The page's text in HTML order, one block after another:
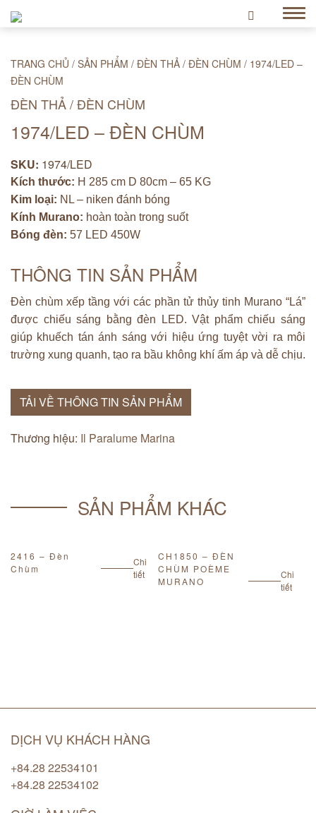
TRANG CHỦ / SẢN PHẨM / ĐÈN THẢ / ĐÈN CHÙM / 1974/LED –
ĐÈN CHÙM
ĐÈN THẢ / ĐÈN CHÙM
1974/LED – ĐÈN CHÙM
SKU: 1974/LED
Kích thước: H 285 cm D 80cm – 65 KG
Kim loại: NL – niken đánh bóng
Kính Murano: hoàn toàn trong suốt
Bóng đèn: 57 LED 450W
THÔNG TIN SẢN PHẨM
Đèn chùm xếp tầng với các phần tử thủy tinh Murano “Lá”
được chiếu sáng bằng đèn LED. Vật phẩm chiếu sáng
giúp khuếch tán ánh sáng với hiệu ứng tuyệt vời ra môi
trường xung quanh, tạo ra bầu không khí ấm áp và dễ chịu.
TẢI VỀ THÔNG TIN SẢN PHẨM
Thương hiệu: Il Paralume Marina
SẢN PHẨM KHÁC
2416 – Đèn
Chùm
Chi
tiết
CH1850 – ĐÈN
CHÙM POÈME
MURANO
Chi
tiết
DỊCH VỤ KHÁCH HÀNG
+84.28 22534101
+84.28 22534102